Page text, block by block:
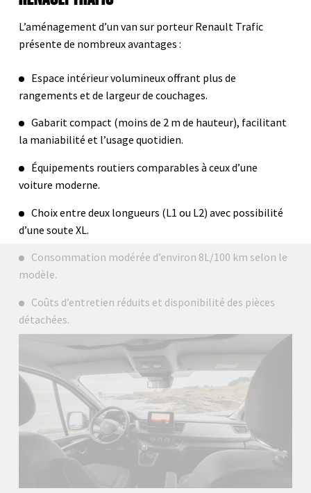
L’aménagement d’un van sur porteur Renault Trafic
présente de nombreux avantages :
Espace intérieur volumineux offrant plus de
rangements et de largeur de couchages.
Gabarit compact (moins de 2 m de hauteur), facilitant
la maniabilité et l’usage quotidien.
Équipements routiers comparables à ceux d’une
voiture moderne.
Choix entre deux longueurs (L1 ou L2) avec possibilité
d’une soute XL.
Consommation modérée d’environ 8L/100 km selon le
modèle.
Coûts d’entretien réduits et disponibilité des pièces
détachées.